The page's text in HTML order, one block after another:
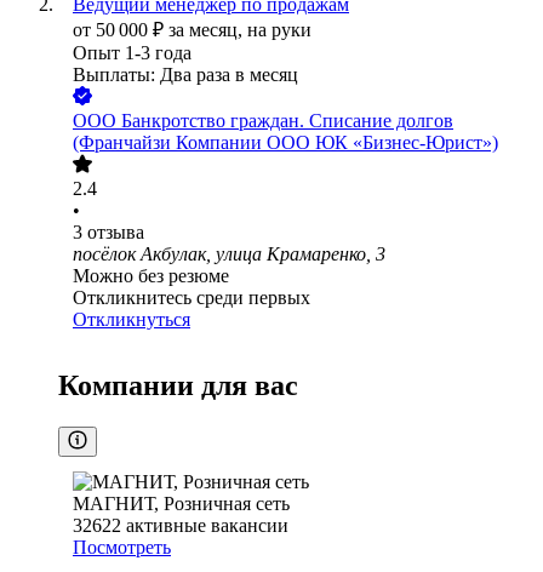
Ведущий менеджер по продажам
от 50 000 ₽ за месяц, на руки
Опыт 1-3 года
Выплаты: Два раза в месяц
ООО Банкротство граждан. Списание долгов
(Франчайзи Компании ООО ЮК «Бизнес-Юрист»)
2.4
•
3 отзыва
посёлок Акбулак, улица Крамаренко, 3
Можно без резюме
Откликнитесь среди первых
Откликнуться
Компании для вас
МАГНИТ, Розничная сеть
32622 активные вакансии
Посмотреть